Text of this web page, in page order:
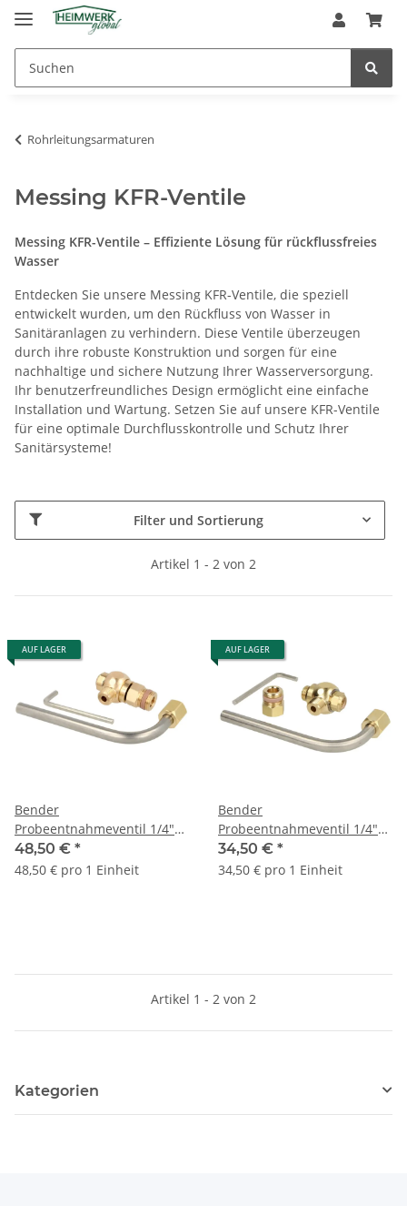
Rohrleitungsarmaturen
Messing KFR-Ventile
Messing KFR-Ventile – Effiziente Lösung für rückflussfreies
Wasser
Entdecken Sie unsere Messing KFR-Ventile, die speziell
entwickelt wurden, um den Rückfluss von Wasser in
Sanitäranlagen zu verhindern. Diese Ventile überzeugen
durch ihre robuste Konstruktion und sorgen für eine
nachhaltige und sichere Nutzung Ihrer Wasserversorgung.
Ihr benutzerfreundliches Design ermöglicht eine einfache
Installation und Wartung. Setzen Sie auf unsere KFR-Ventile
für eine optimale Durchflusskontrolle und Schutz Ihrer
Sanitärsysteme!
Filter und Sortierung
Artikel 1 - 2 von 2
AUF LAGER
Bender
Probeentnahmeventil 1/4"
mit gebogenem
Probenahmerohr Cuphin
48,50 € *
48,50 € pro 1 Einheit
AUF LAGER
Bender
Probeentnahmeventil 1/4"
mit gebogenem
Probenahmerohr Messing
34,50 € *
34,50 € pro 1 Einheit
Artikel 1 - 2 von 2
Kategorien